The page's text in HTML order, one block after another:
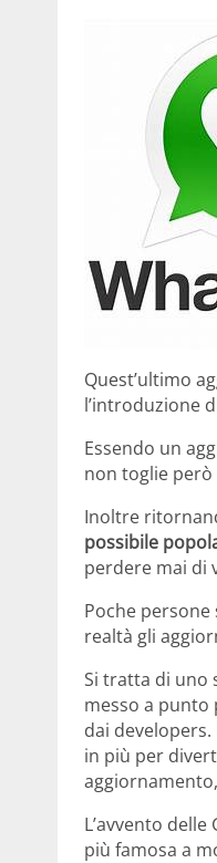
Quest’ultimo
l’introduzione
Essendo un
non toglie
Inoltre
possibile
perdere mai di
Poche
realtà gli
Si tratta di uno
messo a punto
dai
in più per
L’avvento
più famosa a